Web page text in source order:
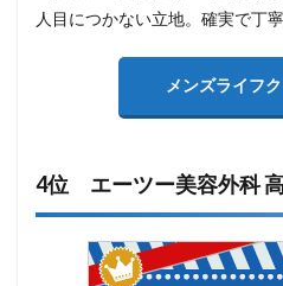
人目につかない立地。確実で丁
メンズライフ
4位 エーツー美容外科